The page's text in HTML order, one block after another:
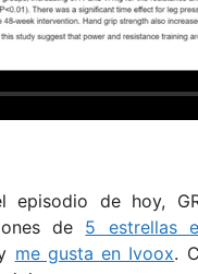
episodio de hoy,
de 5 estrellas
me gusta en Ivoox.